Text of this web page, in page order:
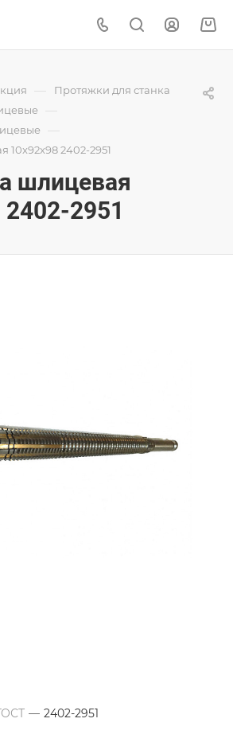
— Протяжки для станка
—
—
2402-2951
шлицевая
2951
— 2402-2951